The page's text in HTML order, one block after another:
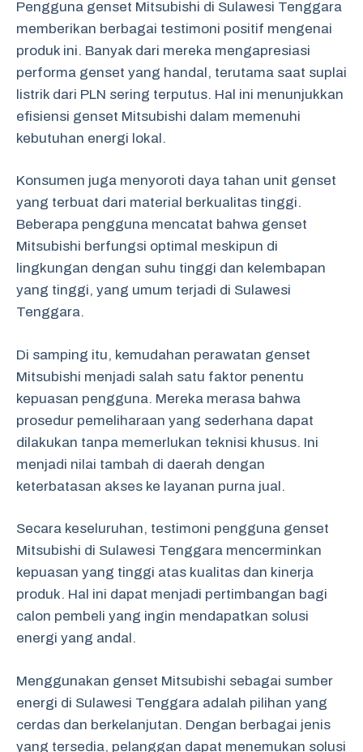
Pengguna genset Mitsubishi di Sulawesi Tenggara
memberikan berbagai testimoni positif mengenai
produk ini. Banyak dari mereka mengapresiasi
performa genset yang handal, terutama saat suplai
listrik dari PLN sering terputus. Hal ini menunjukkan
efisiensi genset Mitsubishi dalam memenuhi
kebutuhan energi lokal.
Konsumen juga menyoroti daya tahan unit genset
yang terbuat dari material berkualitas tinggi.
Beberapa pengguna mencatat bahwa genset
Mitsubishi berfungsi optimal meskipun di
lingkungan dengan suhu tinggi dan kelembapan
yang tinggi, yang umum terjadi di Sulawesi
Tenggara.
Di samping itu, kemudahan perawatan genset
Mitsubishi menjadi salah satu faktor penentu
kepuasan pengguna. Mereka merasa bahwa
prosedur pemeliharaan yang sederhana dapat
dilakukan tanpa memerlukan teknisi khusus. Ini
menjadi nilai tambah di daerah dengan
keterbatasan akses ke layanan purna jual.
Secara keseluruhan, testimoni pengguna genset
Mitsubishi di Sulawesi Tenggara mencerminkan
kepuasan yang tinggi atas kualitas dan kinerja
produk. Hal ini dapat menjadi pertimbangan bagi
calon pembeli yang ingin mendapatkan solusi
energi yang andal.
Menggunakan genset Mitsubishi sebagai sumber
energi di Sulawesi Tenggara adalah pilihan yang
cerdas dan berkelanjutan. Dengan berbagai jenis
yang tersedia, pelanggan dapat menemukan solusi